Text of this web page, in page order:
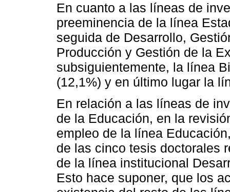
En cuanto a las líneas de
preeminencia de la línea
seguida de Desarrollo,
Producción y Gestión de la
subsiguientemente, la línea
(12,1%) y en último lugar la
En relación a las líneas de
de la Educación, en la
empleo de la línea
de las cinco tesis doctorales
de la línea institucional
Esto hace suponer, que los